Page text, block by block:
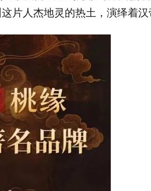
这片人杰地灵的热土，演绎着